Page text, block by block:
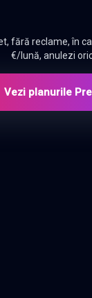
fără reclame, în
€/lună, anulezi
Vezi planurile